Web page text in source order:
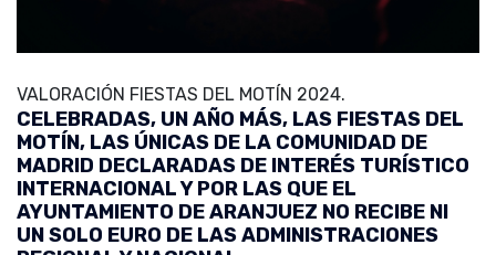
VALORACIÓN FIESTAS DEL MOTÍN 2024.
CELEBRADAS, UN AÑO MÁS, LAS FIESTAS DEL
MOTÍN, LAS ÚNICAS DE LA COMUNIDAD DE
MADRID DECLARADAS DE INTERÉS TURÍSTICO
INTERNACIONAL Y POR LAS QUE EL
AYUNTAMIENTO DE ARANJUEZ NO RECIBE NI
UN SOLO EURO DE LAS ADMINISTRACIONES